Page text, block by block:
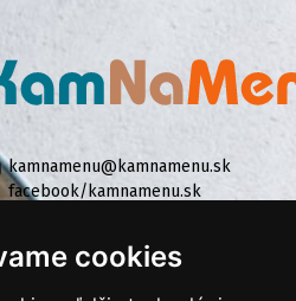
cookies
kamnamenu@kamnamenu.sk
facebook/kamnamenu.sk